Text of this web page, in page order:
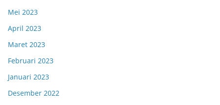
Mei 2023
April 2023
Maret 2023
Februari 2023
Januari 2023
Desember 2022